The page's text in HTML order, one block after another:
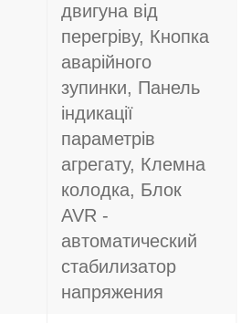
двигуна від
перегріву, Кнопка
аварійного
зупинки, Панель
індикації
параметрів
агрегату, Клемна
колодка, Блок
AVR -
автоматический
стабилизатор
напряжения